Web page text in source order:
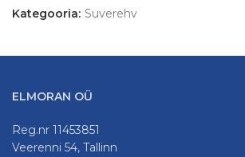
Kategooria: Suverehv
ELMORAN OÜ
Reg.nr 11453851
Veerenni 54, Tallinn